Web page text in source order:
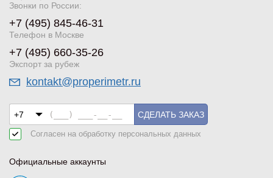
Звонки по России:
+7 (495) 845-46-31
Телефон в Москве
+7 (495) 660-35-26
Экспорт за рубеж
kontakt@properimetr.ru
СДЕЛАТЬ ЗАКАЗ
Согласен на обработку персональных данных
Официальные аккаунты